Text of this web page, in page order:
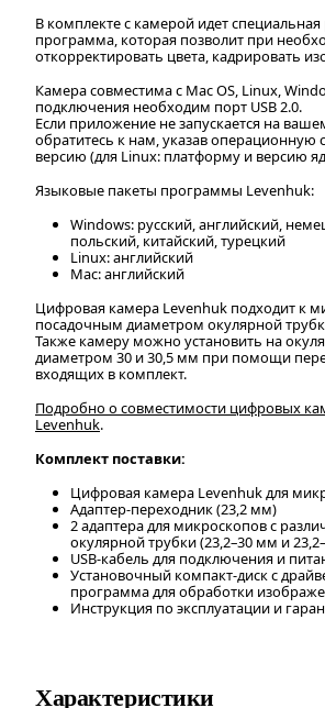
В комплекте с камерой идет
программа, которая позволит при
откорректировать цвета, кадрировать
Камера совместима с Mac OS, Linux,
подключения необходим порт USB 2.0.
Если приложение не запускается на
обратитесь к нам, указав операционную
версию (для Linux: платформу и версию
Языковые пакеты программы Levenhuk:
Windows: русский, английский,
польский, китайский, турецкий
Linux: английский
Mac: английский
Цифровая камера Levenhuk подходит к
посадочным диаметром окулярной
Также камеру можно установить на
диаметром 30 и 30,5 мм при помощи
входящих в комплект.
Подробно о совместимости цифровых
Levenhuk.
Комплект поставки:
Цифровая камера Levenhuk для
Адаптер-переходник (23,2 мм)
2 адаптера для микроскопов с
окулярной трубки (23,2–30 мм и
USB-кабель для подключения и
Установочный компакт-диск с
программа для обработки
Инструкция по эксплуатации и
Характеристики